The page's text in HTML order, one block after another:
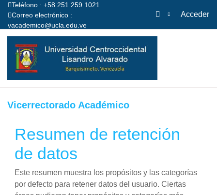
Teléfono : +58 251 259 1021
Correo electrónico :
vacademico@ucla.edu.ve
Acceder
Vicerrectorado Académico
Resumen de retención
de datos
Este resumen muestra los propósitos y las categorías
por defecto para retener datos del usuario. Ciertas